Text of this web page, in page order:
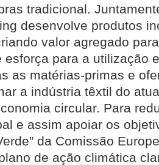
tradicional.
desenvolve produtos
valor agregado
esforça para a utilização
as matérias-primas e
a indústria têxtil do
circular. Para
e assim apoiar os
da Comissão
de ação climática